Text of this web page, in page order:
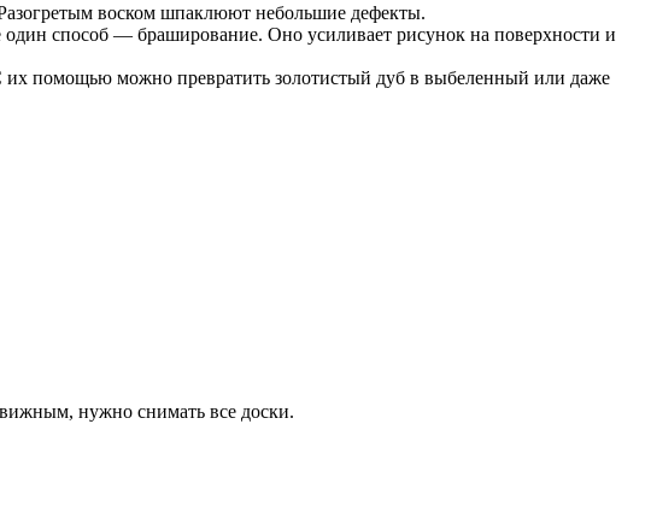
воском шпаклюют небольшие дефекты.
способ — браширование. Оно усиливает рисунок на поверхности и
помощью можно превратить золотистый дуб в выбеленный или даже
нужно снимать все доски.